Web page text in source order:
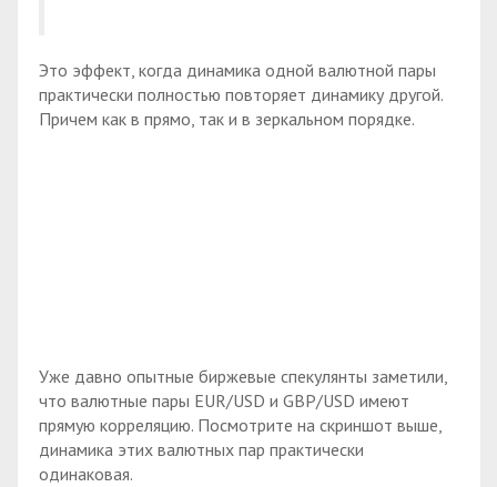
Это эффект, когда динамика одной валютной пары
практически полностью повторяет динамику другой.
Причем как в прямо, так и в зеркальном порядке.
Уже давно опытные биржевые спекулянты заметили,
что валютные пары EUR/USD и GBP/USD имеют
прямую корреляцию. Посмотрите на скриншот выше,
динамика этих валютных пар практически
одинаковая.